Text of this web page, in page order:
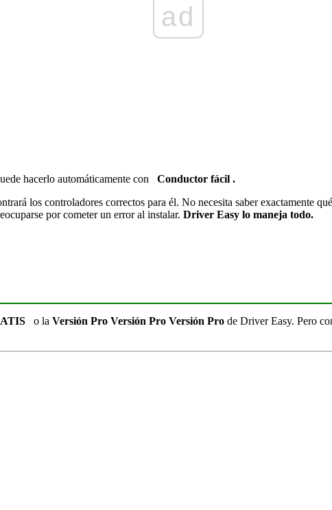
ad
hacerlo automáticamente con
Conductor fácil .
los controladores correctos para él. No necesita saber exactamente
por cometer un error al instalar. Driver Easy lo maneja todo.
o la Versión Pro Versión Pro Versión Pro de Driver Easy. Pero